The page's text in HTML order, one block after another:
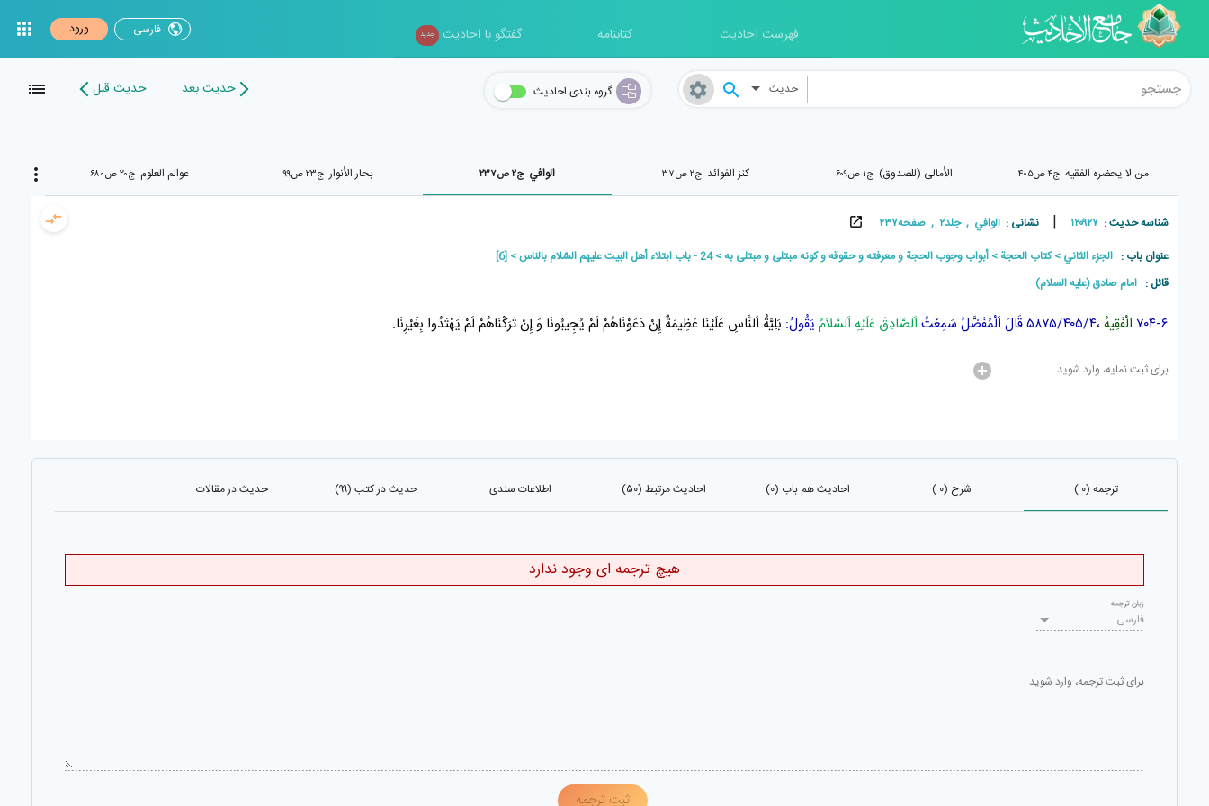
فهرست احادیث کتابنامه گفتگو با احادیث جدید فارسی ورود
حدیث گروه بندی احادیث حدیث بعد حدیث قبل
من لا یحضره الفقیه ج۴ ص۴۰۵ الأمالی (للصدوق) ج۱ ص۶۰۹ کنز الفوائد ج۲ ص۳۷ الوافي ج۲ ص۲۳۷ بحار الأنوار ج۲۳ ص۹۹ عوالم العلوم ج۲۰ ص۶۸۰
شناسه حدیث : ۱۲۰۹۲۷ | نشانی : الوافي , جلد۲ , صفحه۲۳۷
عنوان باب : الجزء الثاني كتاب الحجة أبواب وجوب الحجة و معرفته و حقوقه و كونه مبتلى و مبتلى به 24 - باب ابتلاء أهل البيت عليهم السّلام بالناس
[6]
قائل : امام صادق (علیه السلام)
۷۰۴-۶ الْفَقِيهُ،۵۸۷۵/۴۰۵/۴ قَالَ اَلْمُفَضَّلُ سَمِعْتُ اَلصَّادِقَ عَلَيْهِ اَلسَّلاَمُ يَقُولُ: بَلِيَّةُ اَلنَّاسِ عَلَيْنَا عَظِيمَةٌ إِنْ دَعَوْنَاهُمْ لَمْ يُجِيبُونَا وَ إِنْ تَرَكْنَاهُمْ لَمْ يَهْتَدُوا بِغَيْرِنَا.
برای ثبت نمایه، وارد شوید
ترجمه (۰ ) شرح (۰ ) احادیث هم باب (۰) احادیث مرتبط (۵۰) اطلاعات سندی حدیث در کتب (۹۹) حدیث در مقالات
هیچ ترجمه ای وجود ندارد
فارسی
زبان ترجمه
برای ثبت ترجمه، وارد شوید
ثبت ترجمه